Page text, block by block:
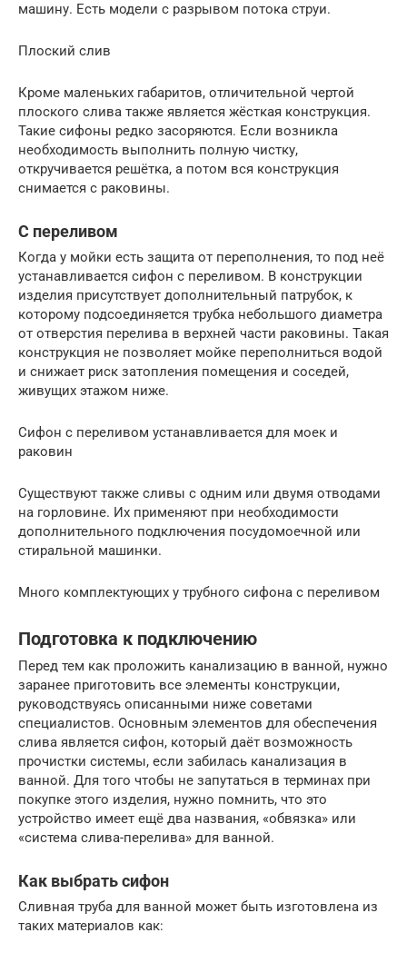
машину. Есть модели с разрывом потока струи.
Плоский слив
Кроме маленьких габаритов, отличительной чертой
плоского слива также является жёсткая конструкция.
Такие сифоны редко засоряются. Если возникла
необходимость выполнить полную чистку,
откручивается решётка, а потом вся конструкция
снимается с раковины.
С переливом
Когда у мойки есть защита от переполнения, то под неё
устанавливается сифон с переливом. В конструкции
изделия присутствует дополнительный патрубок, к
которому подсоединяется трубка небольшого диаметра
от отверстия перелива в верхней части раковины. Такая
конструкция не позволяет мойке переполниться водой
и снижает риск затопления помещения и соседей,
живущих этажом ниже.
Сифон с переливом устанавливается для моек и
раковин
Существуют также сливы с одним или двумя отводами
на горловине. Их применяют при необходимости
дополнительного подключения посудомоечной или
стиральной машинки.
Много комплектующих у трубного сифона с переливом
Подготовка к подключению
Перед тем как проложить канализацию в ванной, нужно
заранее приготовить все элементы конструкции,
руководствуясь описанными ниже советами
специалистов. Основным элементов для обеспечения
слива является сифон, который даёт возможность
прочистки системы, если забилась канализация в
ванной. Для того чтобы не запутаться в терминах при
покупке этого изделия, нужно помнить, что это
устройство имеет ещё два названия, «обвязка» или
«система слива-перелива» для ванной.
Как выбрать сифон
Сливная труба для ванной может быть изготовлена из
таких материалов как: